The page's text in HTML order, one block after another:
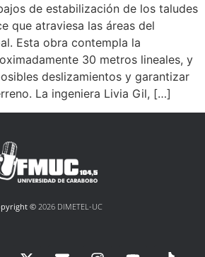
de estabilización de los taludes
que atraviesa las áreas del
Esta obra contempla la
30 metros lineales, y
deslizamientos y garantizar
La ingeniera Livia Gil, […]
© 2026 DIMETEL-UC